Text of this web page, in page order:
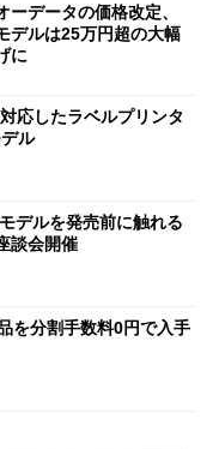
ーデータの価格改定、
デルは25万円超の大幅
に
応したラベルプリンタ
ル
デルを発売前に触れる
談会開催
を分割手数料0円で入手